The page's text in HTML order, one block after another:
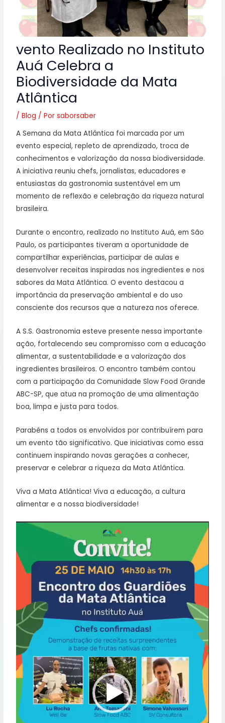
vento Realizado no Instituto
Auá Celebra a
Biodiversidade da Mata
Atlântica
/Blog / Porsaborsaber
A Semana da Mata Atlântica foi marcada por um
evento especial, repleto de aprendizado, troca de
conhecimentos e valorização da nossa biodiversidade.
A iniciativa reuniu chefs, jornalistas, educadores e
entusiastas da gastronomia sustentável em um
momento de reflexão e celebração da riqueza natural
brasileira.
Durante o encontro, realizado no Instituto Auá, em São
Paulo, os participantes tiveram a oportunidade de
compartilhar experiências, participar de aulas e
desenvolver receitas inspiradas nos ingredientes e nos
sabores da Mata Atlântica. O evento destacou a
importância da preservação ambiental e do uso
consciente dos recursos que a natureza nos oferece.
A S.S. Gastronomia esteve presente nessa importante
ação, fortalecendo seu compromisso com a educação
alimentar, a sustentabilidade e a valorização dos
ingredientes brasileiros. O encontro também contou
com a participação da Comunidade Slow Food Grande
ABC-SP, que atua na promoção de uma alimentação
boa, limpa e justa para todos.
Parabéns a todos os envolvidos por contribuírem para
um evento tão significativo. Que iniciativas como essa
continuem inspirando novas gerações a conhecer,
preservar e celebrar a riqueza da Mata Atlântica.
Viva a Mata Atlântica! Viva a educação, a cultura
alimentar e a nossa biodiversidade!
Tocador
vídeo